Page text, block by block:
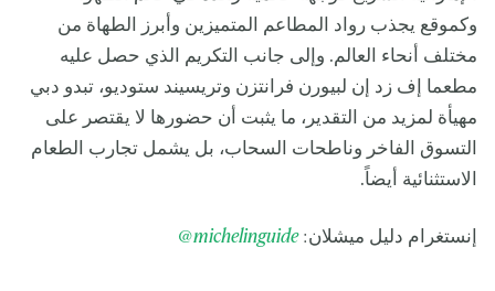
وكموقع يجذب رواد المطاعم المتميزين وأبرز الطهاة من
مختلف أنحاء العالم. وإلى جانب التكريم الذي حصل عليه
مطعما إف زد إن لبيورن فرانتزن وتريسيند ستوديو، تبدو دبي
مهيأة لمزيد من التقدير، ما يثبت أن حضورها لا يقتصر على
التسوق الفاخر وناطحات السحاب، بل يشمل تجارب الطعام
الاستثنائية أيضاً.
إنستغرام دليل ميشلان:michelinguide
@